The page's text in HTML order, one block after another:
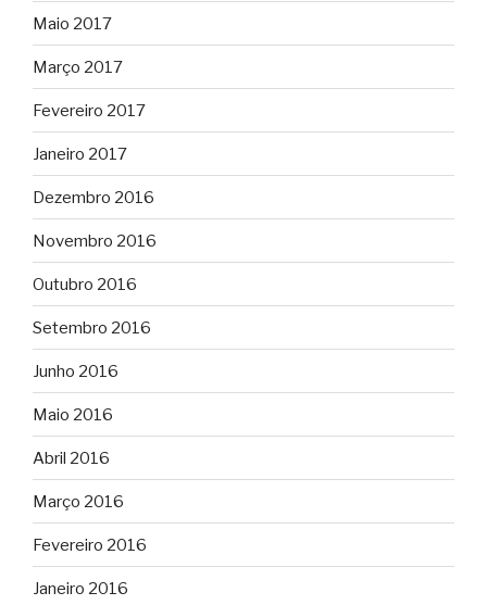
Maio 2017
Março 2017
Fevereiro 2017
Janeiro 2017
Dezembro 2016
Novembro 2016
Outubro 2016
Setembro 2016
Junho 2016
Maio 2016
Abril 2016
Março 2016
Fevereiro 2016
Janeiro 2016